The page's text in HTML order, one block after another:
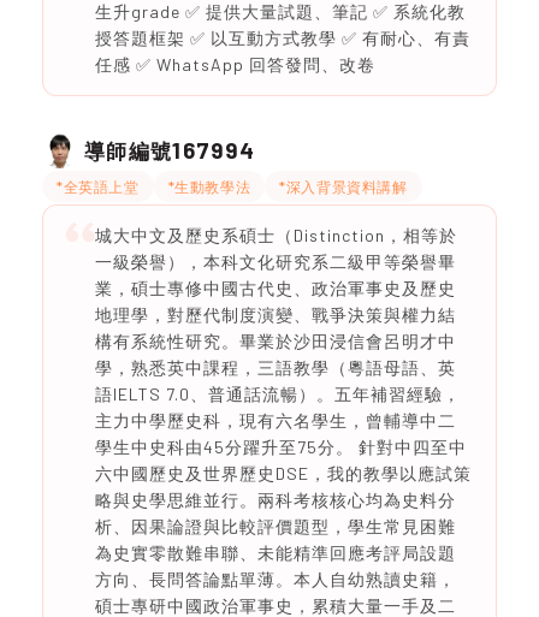
生升grade ✅ 提供大量試題、筆記 ✅ 系統化教
授答題框架 ✅ 以互動方式教學 ✅ 有耐心、有責
任感 ✅ WhatsApp 回答發問、改卷
導師編號167994
*全英語上堂 *生動教學法 *深入背景資料講解
城大中文及歷史系碩士（Distinction，相等於
一級榮譽），本科文化研究系二級甲等榮譽畢
業，碩士專修中國古代史、政治軍事史及歷史
地理學，對歷代制度演變、戰爭決策與權力結
構有系統性研究。畢業於沙田浸信會呂明才中
學，熟悉英中課程，三語教學（粵語母語、英
語IELTS 7.0、普通話流暢）。五年補習經驗，
主力中學歷史科，現有六名學生，曾輔導中二
學生中史科由45分躍升至75分。 針對中四至中
六中國歷史及世界歷史DSE，我的教學以應試策
略與史學思維並行。兩科考核核心均為史料分
析、因果論證與比較評價題型，學生常見困難
為史實零散難串聯、未能精準回應考評局設題
方向、長問答論點單薄。本人自幼熟讀史籍，
碩士專研中國政治軍事史，累積大量一手及二